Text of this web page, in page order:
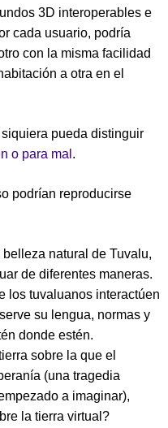
3D interoperables e
cada usuario, podría
con la misma facilidad
a otra en el
pueda distinguir
o para mal .
podrían reproducirse
natural de Tuvalu,
de diferentes maneras.
los tuvaluanos interactúen
su lengua, normas y
donde estén.
sobre la que el
(una tragedia
a imaginar),
la tierra virtual?